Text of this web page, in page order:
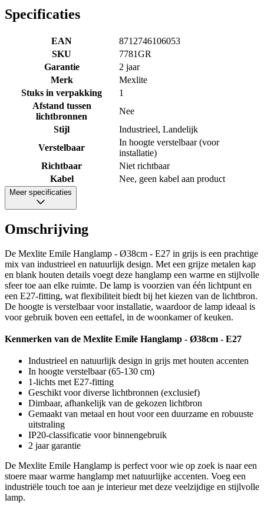
Specificaties
EAN
8712746106053
SKU
7781GR
Garantie
2 jaar
Merk
Mexlite
Stuks in verpakking
1
Afstand tussen
lichtbronnen
Nee
Stijl
Industrieel, Landelijk
Verstelbaar
In hoogte verstelbaar (voor
installatie)
Richtbaar
Niet richtbaar
Kabel
Nee, geen kabel aan product
Meer specificaties
Omschrijving
De Mexlite Emile Hanglamp - Ø38cm - E27 in grijs is een prachtige
mix van industrieel en natuurlijk design. Met een grijze metalen kap
en blank houten details voegt deze hanglamp een warme en stijlvolle
sfeer toe aan elke ruimte. De lamp is voorzien van één lichtpunt en
een E27-fitting, wat flexibiliteit biedt bij het kiezen van de lichtbron.
De hoogte is verstelbaar voor installatie, waardoor de lamp ideaal is
voor gebruik boven een eettafel, in de woonkamer of keuken.
Kenmerken van de Mexlite Emile Hanglamp - Ø38cm - E27
Industrieel en natuurlijk design in grijs met houten accenten
In hoogte verstelbaar (65-130 cm)
1-lichts met E27-fitting
Geschikt voor diverse lichtbronnen (exclusief)
Dimbaar, afhankelijk van de gekozen lichtbron
Gemaakt van metaal en hout voor een duurzame en robuuste
uitstraling
IP20-classificatie voor binnengebruik
2 jaar garantie
De Mexlite Emile Hanglamp is perfect voor wie op zoek is naar een
stoere maar warme hanglamp met natuurlijke accenten. Voeg een
industriële touch toe aan je interieur met deze veelzijdige en stijlvolle
lamp.